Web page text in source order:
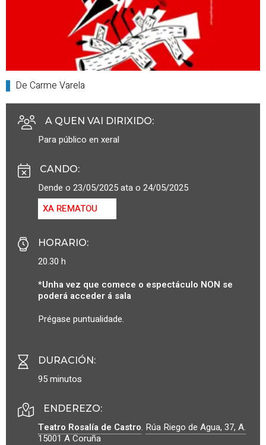
De Carme Varela
A QUEN VAI DIRIXIDO:
Para público en xeral
CANDO:
Dende o 23/05/2025 ata o 24/05/2025
XA REMATOU
HORARIO:
20.30 h
*Unha vez que comece o espectáculo NON se
poderá acceder á sala
Prégase puntualidade.
DURACIÓN:
95 minutos
ENDEREZO:
Teatro Rosalía de Castro. Rúa Riego de Agua, 37, A.
15001A Coruña